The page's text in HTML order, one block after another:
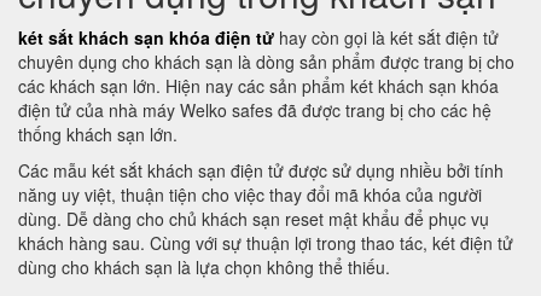
két sắt khách sạn khóa điện tử hay còn gọi là két sắt điện tử
chuyên dụng cho khách sạn là dòng sản phẩm được trang bị cho
các khách sạn lớn. Hiện nay các sản phẩm két khách sạn khóa
điện tử của nhà máy Welko safes đã được trang bị cho các hệ
thống khách sạn lớn.
Các mẫu két sắt khách sạn điện tử được sử dụng nhiều bởi tính
năng uy việt, thuận tiện cho việc thay đổi mã khóa của người
dùng. Dễ dàng cho chủ khách sạn reset mật khẩu để phục vụ
khách hàng sau. Cùng với sự thuận lợi trong thao tác, két điện tử
dùng cho khách sạn là lựa chọn không thể thiếu.